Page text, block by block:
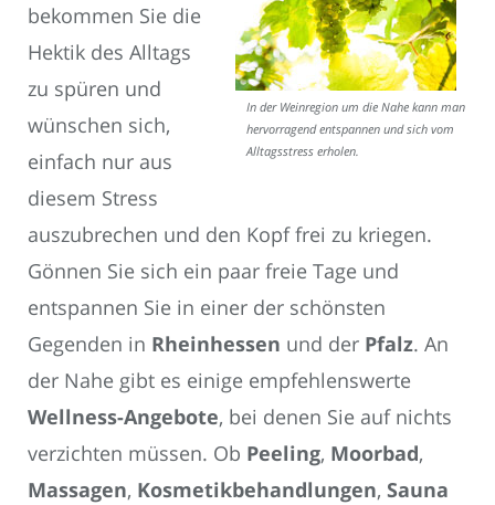
In der Weinregion um die Nahe kann man
hervorragend entspannen und sich vom
Alltagsstress erholen.
bekommen Sie die
Hektik des Alltags
zu spüren und
wünschen sich,
einfach nur aus
diesem Stress
auszubrechen und den Kopf frei zu kriegen.
Gönnen Sie sich ein paar freie Tage und
entspannen Sie in einer der schönsten
Gegenden in Rheinhessen und der Pfalz. An
der Nahe gibt es einige empfehlenswerte
Wellness-Angebote, bei denen Sie auf nichts
verzichten müssen. Ob Peeling, Moorbad,
Massagen, Kosmetikbehandlungen, Sauna